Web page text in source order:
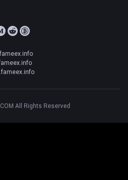
All Rights Reserved